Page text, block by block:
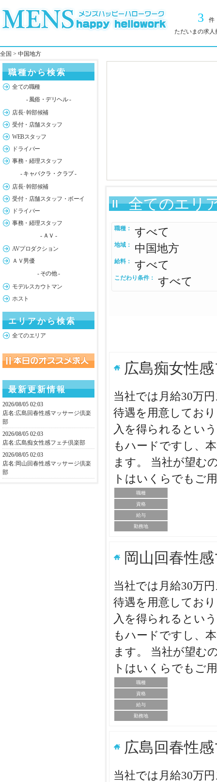
3
件
ただいまの求人
全国 > 中国地方
職種から検索
全ての職種
- 風俗・デリヘル -
店長･幹部候補
受付・店舗スタッフ
WEBスタッフ
ドライバー
事務・経理スタッフ
- キャバクラ・クラブ -
店長･幹部候補
受付・店舗スタッフ・ボーイ
ドライバー
事務・経理スタッフ
- ＡＶ -
AVプロダクション
ＡＶ男優
- その他 -
モデルスカウトマン
ホスト
エリアから検索
全てのエリア
最新更新情報
2026/08/05 02:03
店名:広島回春性感マッサージ倶楽
部
2026/08/05 02:03
店名:広島痴女性感フェチ倶楽部
2026/08/05 02:03
店名:岡山回春性感マッサージ倶楽
部
全てのエリ
職種： すべて
地域： 中国地方
給料： すべて
こだわり条件： すべて
広島痴女性
当社では月給30万
待遇を用意してお
入を得られるとい
もハードですし、
ます。 当社が望む
トはいくらでもご
職種
資格
給与
勤務地
岡山回春性
当社では月給30万
待遇を用意してお
入を得られるとい
もハードですし、
ます。 当社が望む
トはいくらでもご
職種
資格
給与
勤務地
広島回春性
当社では月給30万